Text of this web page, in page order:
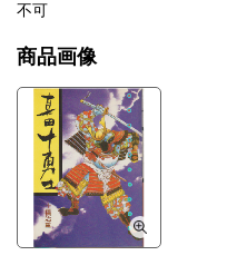
不可
商品画像